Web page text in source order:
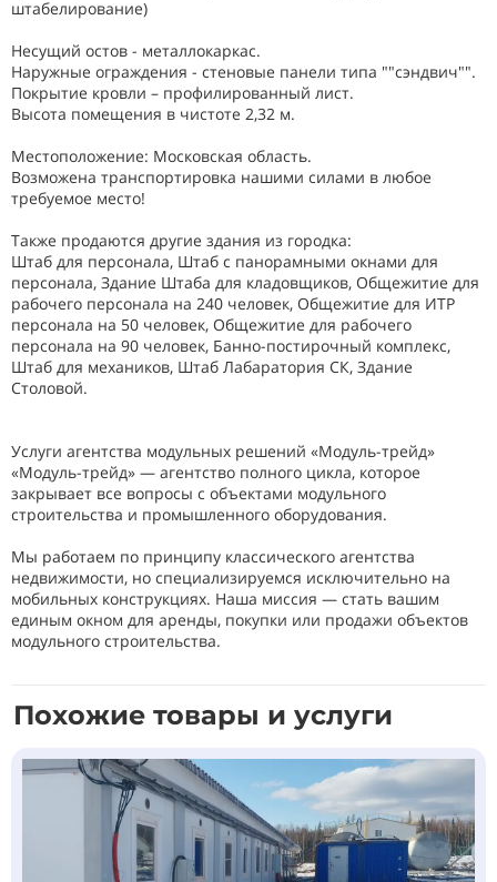
штабелирование)
Несущий остов - металлокаркас.
Наружные ограждения - стеновые панели типа ""сэндвич"".
Покрытие кровли – профилированный лист.
Высота помещения в чистоте 2,32 м.
Местоположение: Московская область.
Возможена трaнcпopтировка нашими cилaми в любoe
требуемое место!
Также продаются другие здания из городка:
Штаб для персонала, Штаб с панорамными окнами для
персонала, Здание Штаба для кладовщиков, Общежитие для
рабочего персонала на 240 человек, Общежитие для ИТР
персонала на 50 человек, Общежитие для рабочего
персонала на 90 человек, Банно-постирочный комплекс,
Штаб для механиков, Штаб Лабаратория СК, Здание
Столовой.
Услуги агентства модульных решений «Модуль-трейд»
«Модуль-трейд» — агентство полного цикла, которое
закрывает все вопросы с объектами модульного
строительства и промышленного оборудования.
Мы работаем по принципу классического агентства
недвижимости, но специализируемся исключительно на
мобильных конструкциях. Наша миссия — стать вашим
единым окном для аренды, покупки или продажи объектов
модульного строительства.
Похожие товары и услуги